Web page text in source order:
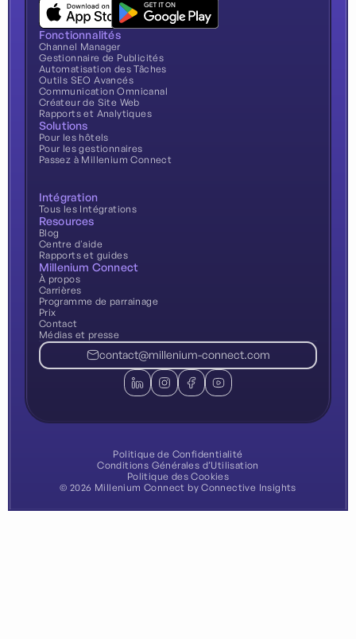
Fonctionnalités
Channel Manager
Gestionnaire de Publicités
Automatisation des Tâches
Outils SEO Avancés
Communication Omnicanal
Créateur de Site Web
Rapports et Analytiques
Solutions
Pour les hôtels
Pour les gestionnaires
Passez à Millenium Connect
Intégration
Tous les Intégrations
Resources
Blog
Centre d'aide
Rapports et guides
Millenium Connect
À propos
Carrières
Programme de parrainage
Prix
Contact
Médias et presse
contact@millenium-connect.com
© 2026 Millenium Connect by Connective Insights
Politique de Confidentialité
Conditions Générales d’Utilisation
Politique des Cookies